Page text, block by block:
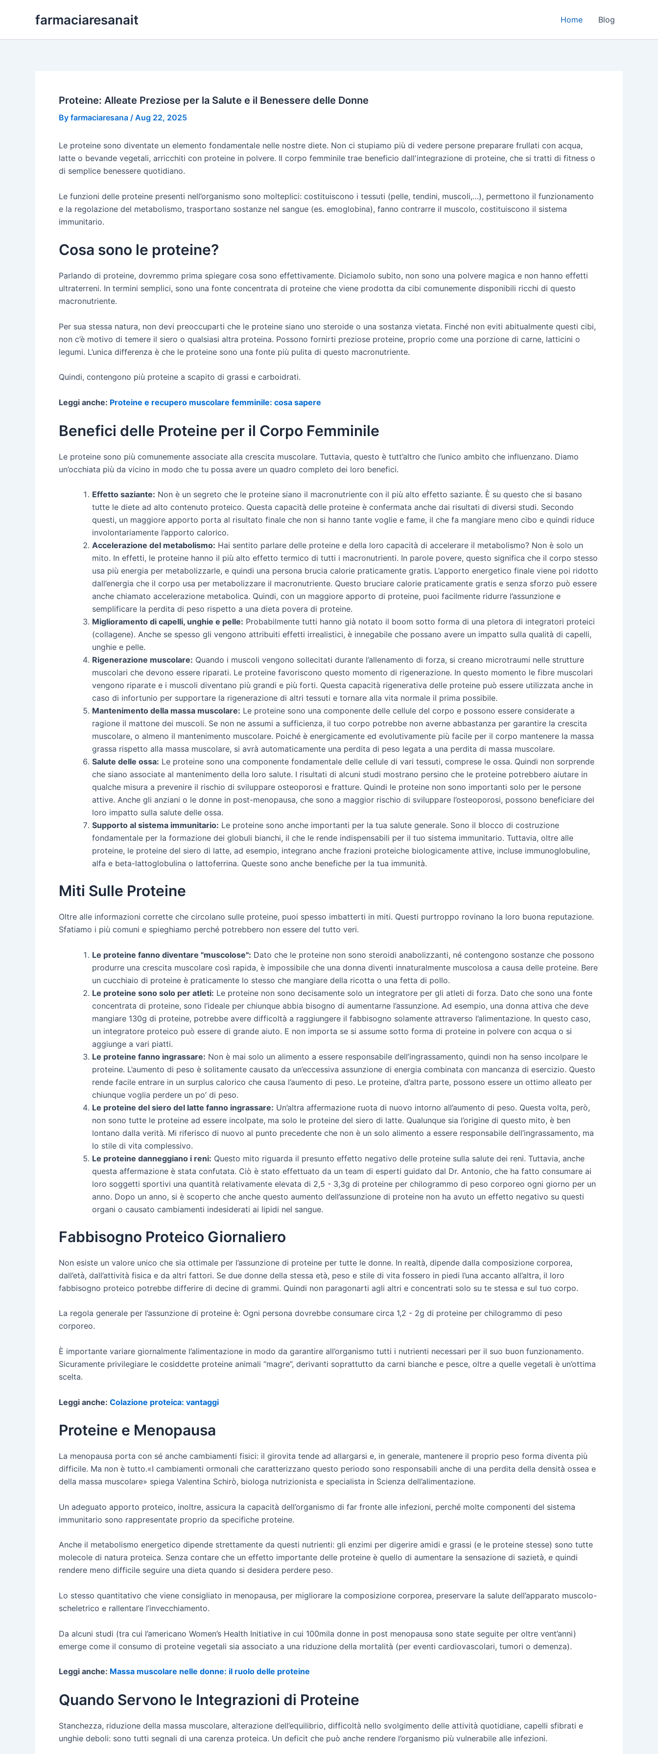
farmaciaresanait Home Blog
Proteine: Alleate Preziose per la Salute e il Benessere delle Donne
By farmaciaresana / Aug 22, 2025
Le proteine sono diventate un elemento fondamentale nelle nostre diete. Non ci stupiamo più di vedere persone preparare frullati con acqua,
latte o bevande vegetali, arricchiti con proteine in polvere. Il corpo femminile trae beneficio dall'integrazione di proteine, che si tratti di fitness o
di semplice benessere quotidiano.
Le funzioni delle proteine presenti nell’organismo sono molteplici: costituiscono i tessuti (pelle, tendini, muscoli,…), permettono il funzionamento
e la regolazione del metabolismo, trasportano sostanze nel sangue (es. emoglobina), fanno contrarre il muscolo, costituiscono il sistema
immunitario.
Cosa sono le proteine?
Parlando di proteine, dovremmo prima spiegare cosa sono effettivamente. Diciamolo subito, non sono una polvere magica e non hanno effetti
ultraterreni. In termini semplici, sono una fonte concentrata di proteine che viene prodotta da cibi comunemente disponibili ricchi di questo
macronutriente.
Per sua stessa natura, non devi preoccuparti che le proteine siano uno steroide o una sostanza vietata. Finché non eviti abitualmente questi cibi,
non c’è motivo di temere il siero o qualsiasi altra proteina. Possono fornirti preziose proteine, proprio come una porzione di carne, latticini o
legumi. L’unica differenza è che le proteine sono una fonte più pulita di questo macronutriente.
Quindi, contengono più proteine a scapito di grassi e carboidrati.
Leggi anche: Proteine e recupero muscolare femminile: cosa sapere
Benefici delle Proteine per il Corpo Femminile
Le proteine sono più comunemente associate alla crescita muscolare. Tuttavia, questo è tutt’altro che l’unico ambito che influenzano. Diamo
un’occhiata più da vicino in modo che tu possa avere un quadro completo dei loro benefici.
Effetto saziante: Non è un segreto che le proteine siano il macronutriente con il più alto effetto saziante. È su questo che si basano
tutte le diete ad alto contenuto proteico. Questa capacità delle proteine è confermata anche dai risultati di diversi studi. Secondo
questi, un maggiore apporto porta al risultato finale che non si hanno tante voglie e fame, il che fa mangiare meno cibo e quindi riduce
involontariamente l’apporto calorico.
Accelerazione del metabolismo: Hai sentito parlare delle proteine e della loro capacità di accelerare il metabolismo? Non è solo un
mito. In effetti, le proteine hanno il più alto effetto termico di tutti i macronutrienti. In parole povere, questo significa che il corpo stesso
usa più energia per metabolizzarle, e quindi una persona brucia calorie praticamente gratis. L’apporto energetico finale viene poi ridotto
dall’energia che il corpo usa per metabolizzare il macronutriente. Questo bruciare calorie praticamente gratis e senza sforzo può essere
anche chiamato accelerazione metabolica. Quindi, con un maggiore apporto di proteine, puoi facilmente ridurre l’assunzione e
semplificare la perdita di peso rispetto a una dieta povera di proteine.
Miglioramento di capelli, unghie e pelle: Probabilmente tutti hanno già notato il boom sotto forma di una pletora di integratori proteici
(collagene). Anche se spesso gli vengono attribuiti effetti irrealistici, è innegabile che possano avere un impatto sulla qualità di capelli,
unghie e pelle.
Rigenerazione muscolare: Quando i muscoli vengono sollecitati durante l’allenamento di forza, si creano microtraumi nelle strutture
muscolari che devono essere riparati. Le proteine favoriscono questo momento di rigenerazione. In questo momento le fibre muscolari
vengono riparate e i muscoli diventano più grandi e più forti. Questa capacità rigenerativa delle proteine può essere utilizzata anche in
caso di infortunio per supportare la rigenerazione di altri tessuti e tornare alla vita normale il prima possibile.
Mantenimento della massa muscolare: Le proteine sono una componente delle cellule del corpo e possono essere considerate a
ragione il mattone dei muscoli. Se non ne assumi a sufficienza, il tuo corpo potrebbe non averne abbastanza per garantire la crescita
muscolare, o almeno il mantenimento muscolare. Poiché è energicamente ed evolutivamente più facile per il corpo mantenere la massa
grassa rispetto alla massa muscolare, si avrà automaticamente una perdita di peso legata a una perdita di massa muscolare.
Salute delle ossa: Le proteine sono una componente fondamentale delle cellule di vari tessuti, comprese le ossa. Quindi non sorprende
che siano associate al mantenimento della loro salute. I risultati di alcuni studi mostrano persino che le proteine potrebbero aiutare in
qualche misura a prevenire il rischio di sviluppare osteoporosi e fratture. Quindi le proteine non sono importanti solo per le persone
attive. Anche gli anziani o le donne in post-menopausa, che sono a maggior rischio di sviluppare l’osteoporosi, possono beneficiare del
loro impatto sulla salute delle ossa.
Supporto al sistema immunitario: Le proteine sono anche importanti per la tua salute generale. Sono il blocco di costruzione
fondamentale per la formazione dei globuli bianchi, il che le rende indispensabili per il tuo sistema immunitario. Tuttavia, oltre alle
proteine, le proteine del siero di latte, ad esempio, integrano anche frazioni proteiche biologicamente attive, incluse immunoglobuline,
alfa e beta-lattoglobulina o lattoferrina. Queste sono anche benefiche per la tua immunità.
Miti Sulle Proteine
Oltre alle informazioni corrette che circolano sulle proteine, puoi spesso imbatterti in miti. Questi purtroppo rovinano la loro buona reputazione.
Sfatiamo i più comuni e spieghiamo perché potrebbero non essere del tutto veri.
Le proteine fanno diventare "muscolose": Dato che le proteine non sono steroidi anabolizzanti, né contengono sostanze che possono
produrre una crescita muscolare così rapida, è impossibile che una donna diventi innaturalmente muscolosa a causa delle proteine. Bere
un cucchiaio di proteine è praticamente lo stesso che mangiare della ricotta o una fetta di pollo.
Le proteine sono solo per atleti: Le proteine non sono decisamente solo un integratore per gli atleti di forza. Dato che sono una fonte
concentrata di proteine, sono l’ideale per chiunque abbia bisogno di aumentarne l’assunzione. Ad esempio, una donna attiva che deve
mangiare 130g di proteine, potrebbe avere difficoltà a raggiungere il fabbisogno solamente attraverso l’alimentazione. In questo caso,
un integratore proteico può essere di grande aiuto. E non importa se si assume sotto forma di proteine in polvere con acqua o si
aggiunge a vari piatti.
Le proteine fanno ingrassare: Non è mai solo un alimento a essere responsabile dell’ingrassamento, quindi non ha senso incolpare le
proteine. L’aumento di peso è solitamente causato da un’eccessiva assunzione di energia combinata con mancanza di esercizio. Questo
rende facile entrare in un surplus calorico che causa l’aumento di peso. Le proteine, d’altra parte, possono essere un ottimo alleato per
chiunque voglia perdere un po’ di peso.
Le proteine del siero del latte fanno ingrassare: Un’altra affermazione ruota di nuovo intorno all’aumento di peso. Questa volta, però,
non sono tutte le proteine ad essere incolpate, ma solo le proteine del siero di latte. Qualunque sia l’origine di questo mito, è ben
lontano dalla verità. Mi riferisco di nuovo al punto precedente che non è un solo alimento a essere responsabile dell’ingrassamento, ma
lo stile di vita complessivo.
Le proteine danneggiano i reni: Questo mito riguarda il presunto effetto negativo delle proteine sulla salute dei reni. Tuttavia, anche
questa affermazione è stata confutata. Ciò è stato effettuato da un team di esperti guidato dal Dr. Antonio, che ha fatto consumare ai
loro soggetti sportivi una quantità relativamente elevata di 2,5 - 3,3g di proteine per chilogrammo di peso corporeo ogni giorno per un
anno. Dopo un anno, si è scoperto che anche questo aumento dell’assunzione di proteine non ha avuto un effetto negativo su questi
organi o causato cambiamenti indesiderati ai lipidi nel sangue.
Fabbisogno Proteico Giornaliero
Non esiste un valore unico che sia ottimale per l’assunzione di proteine per tutte le donne. In realtà, dipende dalla composizione corporea,
dall’età, dall’attività fisica e da altri fattori. Se due donne della stessa età, peso e stile di vita fossero in piedi l’una accanto all’altra, il loro
fabbisogno proteico potrebbe differire di decine di grammi. Quindi non paragonarti agli altri e concentrati solo su te stessa e sul tuo corpo.
La regola generale per l’assunzione di proteine è: Ogni persona dovrebbe consumare circa 1,2 - 2g di proteine per chilogrammo di peso
corporeo.
È importante variare giornalmente l’alimentazione in modo da garantire all’organismo tutti i nutrienti necessari per il suo buon funzionamento.
Sicuramente privilegiare le cosiddette proteine animali “magre”, derivanti soprattutto da carni bianche e pesce, oltre a quelle vegetali è un’ottima
scelta.
Leggi anche: Colazione proteica: vantaggi
Proteine e Menopausa
La menopausa porta con sé anche cambiamenti fisici: il girovita tende ad allargarsi e, in generale, mantenere il proprio peso forma diventa più
difficile. Ma non è tutto.«I cambiamenti ormonali che caratterizzano questo periodo sono responsabili anche di una perdita della densità ossea e
della massa muscolare» spiega Valentina Schirò, biologa nutrizionista e specialista in Scienza dell’alimentazione.
Un adeguato apporto proteico, inoltre, assicura la capacità dell’organismo di far fronte alle infezioni, perché molte componenti del sistema
immunitario sono rappresentate proprio da specifiche proteine.
Anche il metabolismo energetico dipende strettamente da questi nutrienti: gli enzimi per digerire amidi e grassi (e le proteine stesse) sono tutte
molecole di natura proteica. Senza contare che un effetto importante delle proteine è quello di aumentare la sensazione di sazietà, e quindi
rendere meno difficile seguire una dieta quando si desidera perdere peso.
Lo stesso quantitativo che viene consigliato in menopausa, per migliorare la composizione corporea, preservare la salute dell’apparato muscolo-
scheletrico e rallentare l’invecchiamento.
Da alcuni studi (tra cui l’americano Women’s Health Initiative in cui 100mila donne in post menopausa sono state seguite per oltre vent’anni)
emerge come il consumo di proteine vegetali sia associato a una riduzione della mortalità (per eventi cardiovascolari, tumori o demenza).
Leggi anche: Massa muscolare nelle donne: il ruolo delle proteine
Quando Servono le Integrazioni di Proteine
Stanchezza, riduzione della massa muscolare, alterazione dell’equilibrio, difficoltà nello svolgimento delle attività quotidiane, capelli sfibrati e
unghie deboli: sono tutti segnali di una carenza proteica. Un deficit che può anche rendere l’organismo più vulnerabile alle infezioni.